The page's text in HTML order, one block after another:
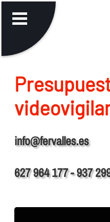
info@fervalles.es
627 964 177 - 937